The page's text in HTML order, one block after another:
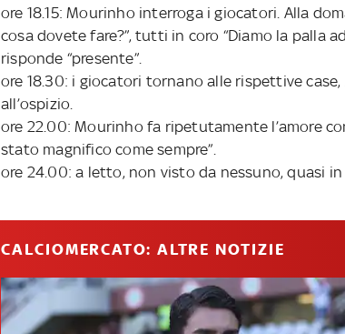
ore 18.15: Mourinho interroga i giocatori. Alla
cosa dovete fare?”, tutti in coro “Diamo la palla
risponde “presente”.
ore 18.30: i giocatori tornano alle rispettive
all’ospizio.
ore 22.00: Mourinho fa ripetutamente l’amore
stato magnifico come sempre”.
ore 24.00: a letto, non visto da nessuno, quasi
CALCIOMERCATO: ALTRE NOTIZIE